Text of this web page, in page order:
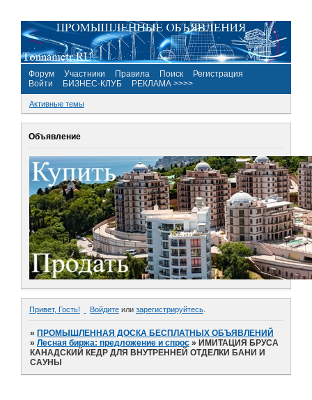
Форум Участники Правила Поиск
Регистрация
Войти
БИЗНЕС-КЛУБ РЕКЛАМА >>>>
Активные темы
Объявление
Привет, Гость! Войдите или зарегистрируйтесь
»ПРОМЫШЛЕННАЯ ДОСКА БЕСПЛАТНЫХ ОБЪЯВЛЕНИЙ
»Лесная биржа: предложение и спрос »ИМИТАЦИЯ БРУСА
КАНАДСКИЙ КЕДР ДЛЯ ВНУТРЕННЕЙ ОТДЕЛКИ БАНИ И
САУНЫ